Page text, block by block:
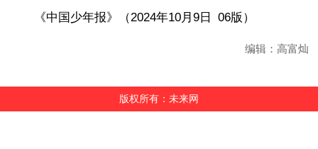
《中国少年报》（2024年10月9日 06版 ）
编辑：高富灿
版权所有：未来网